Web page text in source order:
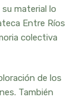
material lo
Entre Ríos
colectiva
de los
También